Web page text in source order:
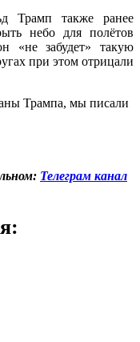
Трамп также ранее
небо для полётов
«не забудет» такую
при этом отрицали
Трампа, мы писали
Телеграм канал